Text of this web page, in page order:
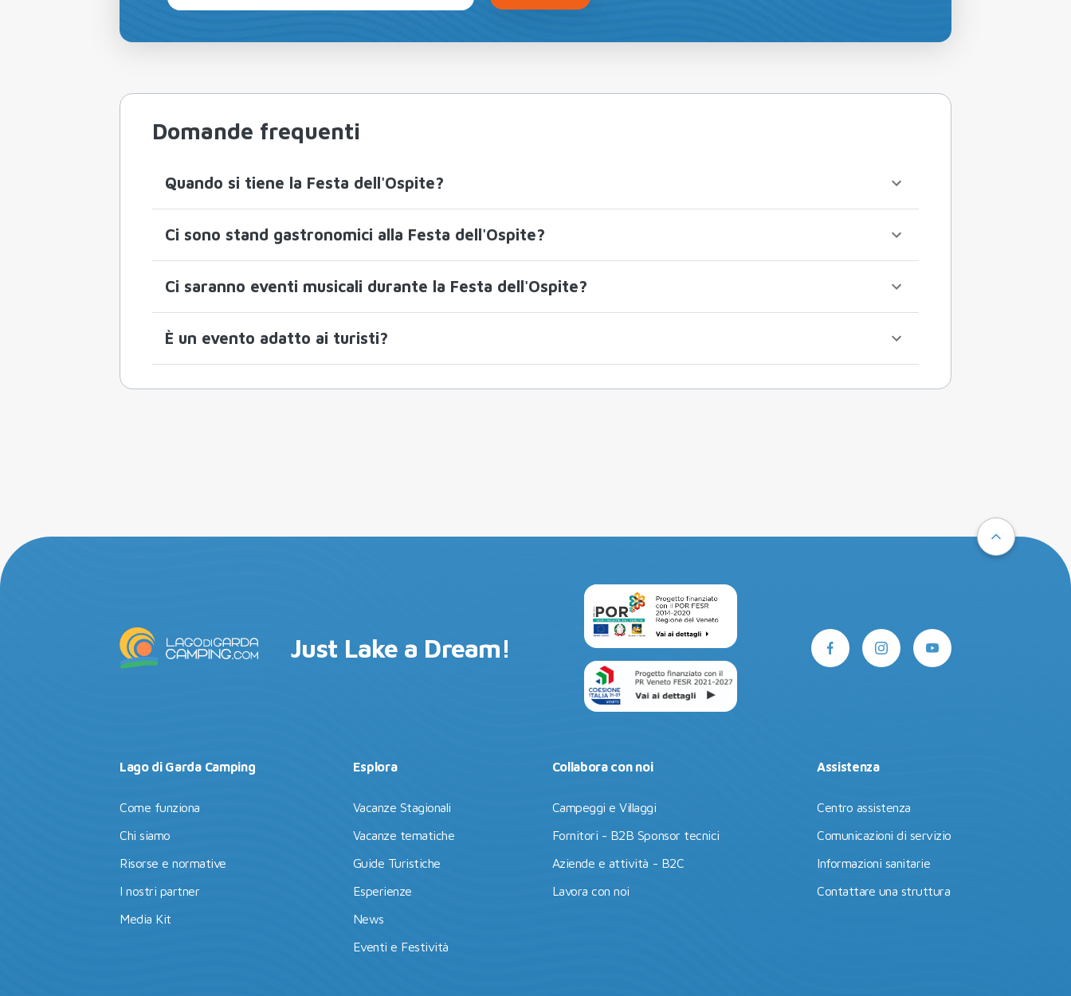
Domande frequenti
Quando si tiene la Festa dell'Ospite?
Ci sono stand gastronomici alla Festa dell'Ospite?
Ci saranno eventi musicali durante la Festa dell'Ospite?
È un evento adatto ai turisti?
Just Lake a Dream!
Lago di Garda Camping
Come funziona
Chi siamo
Risorse e normative
I nostri partner
Media Kit
Esplora
Vacanze Stagionali
Vacanze tematiche
Guide Turistiche
Esperienze
News
Eventi e Festività
Collabora con noi
Campeggi e Villaggi
Fornitori - B2B Sponsor tecnici
Aziende e attività - B2C
Lavora con noi
Assistenza
Centro assistenza
Comunicazioni di servizio
Informazioni sanitarie
Contattare una struttura